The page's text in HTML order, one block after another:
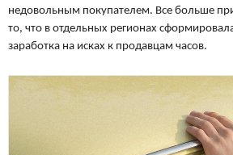
недовольным покупателем. Все больше
то, что в отдельных регионах
заработка на исках к продавцам часов.